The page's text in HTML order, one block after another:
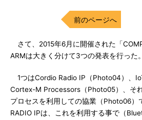
前のページへ
さて、2015年6月に開催された「
ARMは大きく分けて3つの発表を行った。
1つはCordio Radio IP（Photo04）、
Cortex-M Processors（Photo05）、そ
プロセスを利用しての協業（Photo06）
RADIO IPは、これを利用する事で（